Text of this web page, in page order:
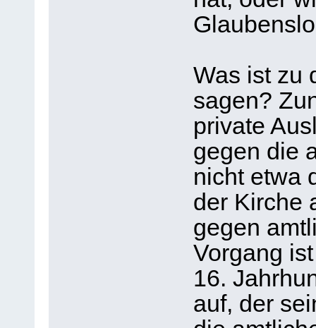
Was ist zu
sagen?
private
gegen die
nicht etwa
der Kirche
gegen
Vorgang
16.
auf, der